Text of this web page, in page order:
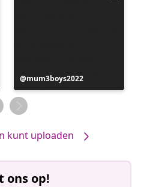
Bericht
gepubliceerd
door
mum3boys2022
kunt uploaden
ons op!